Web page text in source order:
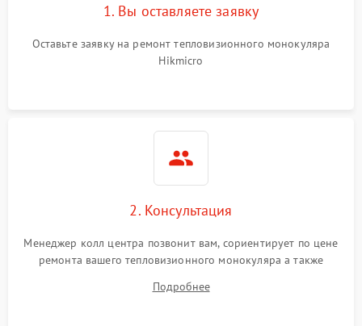
1. Вы оставляете заявку
Оставьте заявку на ремонт тепловизионного монокуляра
Hikmicro
2. Консультация
Менеджер колл центра позвонит вам, сориентирует по цене
ремонта вашего тепловизионного монокуляра а также
Подробнее